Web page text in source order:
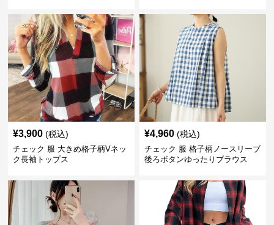
¥3,900 (税込)
チェック 服 大きめ格子柄Vネッ
ク長袖トップス
¥4,960 (税込)
チェック 服 格子柄ノースリーブ
後ろボタンゆったりブラウス